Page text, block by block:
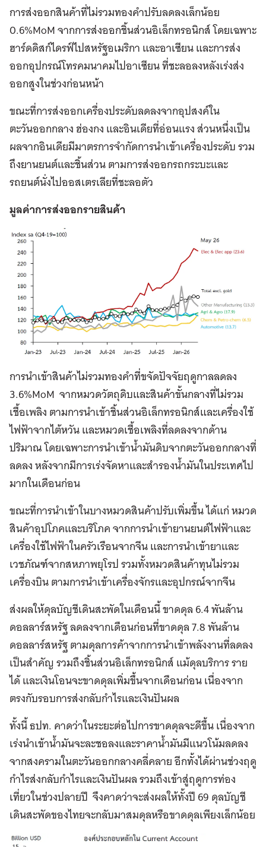
การส่งออกสินค้าที่ไม่รวมทองคำปรับลดลงเล็กน้อย
0.6%MoM จากการส่งออกชิ้นส่วนอิเล็กทรอนิกส์ โดยเฉพาะ
ฮาร์ดดิสก์ไดรฟ์ไปสหรัฐอเมริกา และอาเซียน และการส่ง
ออกอุปกรณ์โทรคมนาคมไปอาเซียน ที่ชะลอลงหลังเร่งส่ง
ออกสูงในช่วงก่อนหน้า
ขณะที่การส่งออกเครื่องประดับลดลงจากอุปสงค์ใน
ตะวันออกกลาง ฮ่องกง และอินเดียที่อ่อนแรง ส่วนหนึ่งเป็น
ผลจากอินเดียมีมาตรการจำกัดการนำเข้าเครื่องประดับ รวม
ถึงยานยนต์และชิ้นส่วน ตามการส่งออกรถกระบะและ
รถยนต์นั่งไปออสเตรเลียที่ชะลอตัว
มูลค่าการส่งออกรายสินค้า
การนำเข้าสินค้าไม่รวมทองคำที่ขจัดปัจจัยฤดูกาลลดลง
3.6%MoM จากหมวดวัตถุดิบและสินค้าขั้นกลางที่ไม่รวม
เชื้อเพลิง ตามการนำเข้าชิ้นส่วนอิเล็กทรอนิกส์และเครื่องใช้
ไฟฟ้าจากไต้หวัน และหมวดเชื้อเพลิงที่ลดลงจากด้าน
ปริมาณ โดยเฉพาะการนำเข้าน้ำมันดิบจากตะวันออกกลางที่
ลดลง หลังจากมีการเร่งจัดหาและสำรองน้ำมันในประเทศไป
มากในเดือนก่อน
ขณะที่การนำเข้าในบางหมวดสินค้าปรับเพิ่มขึ้น ได้แก่ หมวด
สินค้าอุปโภคและบริโภค จากการนำเข้ายานยนต์ไฟฟ้าและ
เครื่องใช้ไฟฟ้าในครัวเรือนจากจีน และการนำเข้ายาและ
เวชภัณฑ์จากสหภาพยุโรป รวมทั้งหมวดสินค้าทุนไม่รวม
เครื่องบิน ตามการนำเข้าเครื่องจักรและอุปกรณ์จากจีน
ส่งผลให้ดุลบัญชีเดินสะพัดในเดือนนี้ ขาดดุล 6.4 พันล้าน
ดอลลาร์สหรัฐ ลดลงจากเดือนก่อนที่ขาดดุล 7.8 พันล้าน
ดอลลาร์สหรัฐ ตามดุลการค้าจากการนำเข้าพลังงานที่ลดลง
เป็นสำคัญ รวมถึงชิ้นส่วนอิเล็กทรอนิกส์ แม้ดุลบริการ ราย
ได้ และเงินโอนจะขาดดุลเพิ่มขึ้นจากเดือนก่อน เนื่องจาก
ตรงกับรอบการส่งกลับกำไรและเงินปันผล
ทั้งนี้ ธปท. คาดว่าในระยะต่อไปการขาดดุลจะดีขึ้น เนื่องจาก
เร่งนำเข้าน้ำมันจะละชอลงและราคาน้ำมันมีแนวโน้มลดลง
จากสงครามในตะวันออกกลางคลี่คลาย อีกทั้งได้ผ่านช่วงฤดู
กำไรส่งกลับกำไรและเงินปันผล รวมถึงเข้าสู่ฤดูการท่อง
เที่ยวในช่วงปลายปี จึงคาดว่าจะส่งผลให้ทั้งปี 69 ดุลบัญชี
เดินสะพัดของไทยจะกลับมาสมดุลหรือขาดดุลเพียงเล็กน้อย